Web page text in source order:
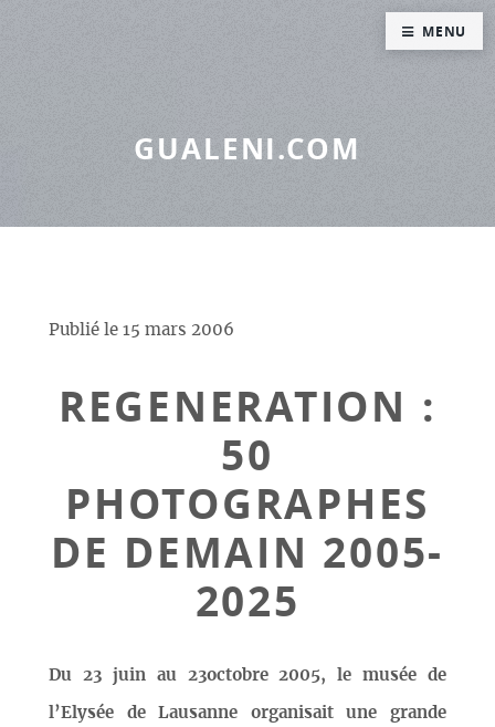
GUALENI.COM
Publié le 15 mars 2006
REGENERATION :
50
PHOTOGRAPHES
DE DEMAIN 2005-
2025
Du 23 juin au 23octobre 2005, le musée de
l’Elysée de Lausanne organisait une grande
MENU